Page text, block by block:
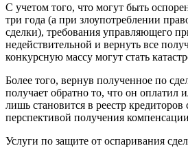
С учетом того, что могут быть
три года (а при злоупотреблении
сделки), требования управляющего
недействительной и вернуть все
конкурсную массу могут стать
Более того, вернув полученное по
получает обратно то, что он оплатил
лишь становится в реестр кредиторов
перспективой получения
Услуги по защите от оспаривания